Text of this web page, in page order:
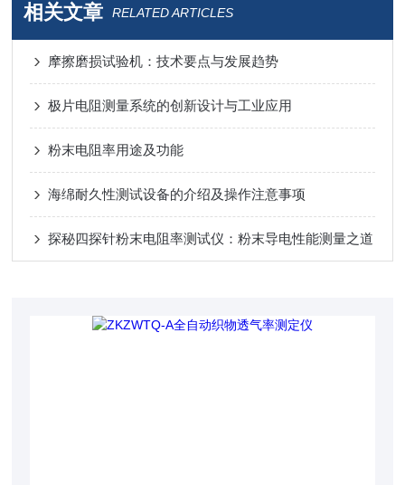
相关文章 RELATED ARTICLES
摩擦磨损试验机：技术要点与发展趋势
极片电阻测量系统的创新设计与工业应用
粉末电阻率用途及功能
海绵耐久性测试设备的介绍及操作注意事项
探秘四探针粉末电阻率测试仪：粉末导电性能测量之道